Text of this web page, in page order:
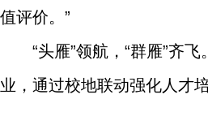
值评价。”
“头雁”领航，“群雁”齐
业，通过校地联动强化人才